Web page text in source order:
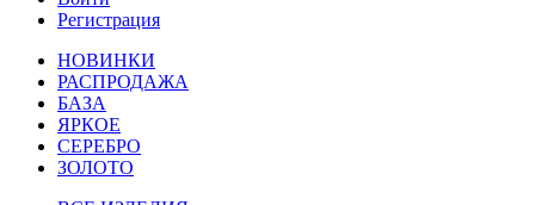
Регистрация
НОВИНКИ
РАСПРОДАЖА
БАЗА
ЯРКОЕ
СЕРЕБРО
ЗОЛОТО